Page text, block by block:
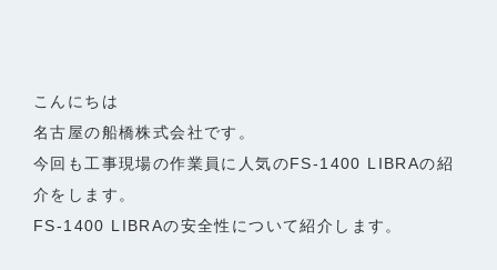
こんにちは
名古屋の船橋株式会社です。
今回も工事現場の作業員に人気のFS-1400 LIBRAの紹
介をします。
FS-1400 LIBRAの安全性について紹介します。